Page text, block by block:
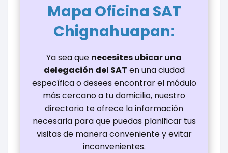
Mapa Oficina SAT
Chignahuapan:
Ya sea que necesites ubicar una
delegación del SAT en una ciudad
específica o desees encontrar el módulo
más cercano a tu domicilio, nuestro
directorio te ofrece la información
necesaria para que puedas planificar tus
visitas de manera conveniente y evitar
inconvenientes.